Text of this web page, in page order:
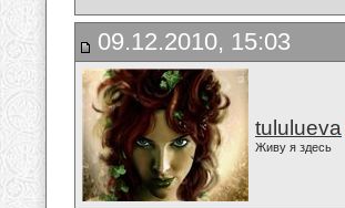
09.12.2010, 15:03
tululueva
Живу я здесь